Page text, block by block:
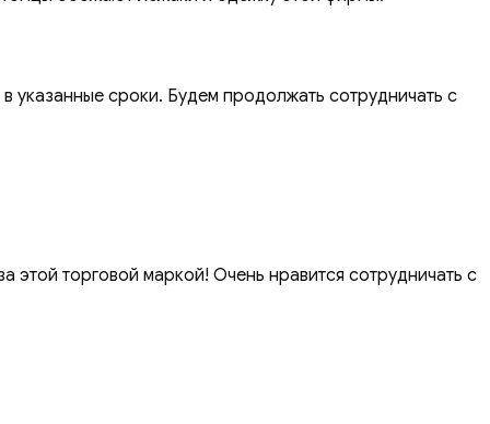
указанные сроки. Будем продолжать сотрудничать с
торговой маркой! Очень нравится сотрудничать с